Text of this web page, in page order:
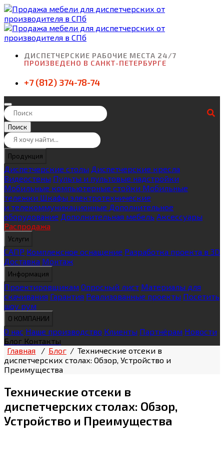
ДИСПЕТЧЕРСКИЕ РАБОЧИЕ МЕСТА 24/7
ПРОИЗВЕДЕНО В САНКТ-ПЕТЕРБУРГЕ
+7 (812) 374-78-74
Поиск
Продукция
Диспетчерские столы Диспетчерские кресла
Видеостены Пульты и пультовые надстройки
Мобильные компьютерные стойки Мобильные
тележки Шкафы электротехнические
и телекоммуникационные Дополнительное
оборудование Дополнительная мебель Аксессуары
Распродажа
Услуги
САПР Комплексное оснащение Разработка проекта в 3D
Доставка Монтаж
Информация
Проектировщикам Опросный лист Материалы для
скачивания Гарантия Реализованные проекты Посетить
шоу рум
О КОМПАНИИ
О нас Наше производство Клиенты Партнёрам Новости
Блог Контакты
Главная
/ Блог / Технические отсеки в
диспетчерских столах: Обзор, Устройство и
Преимущества
Технические отсеки в
диспетчерских столах: Обзор,
Устройство и Преимущества